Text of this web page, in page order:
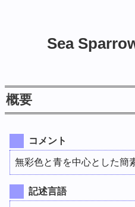
Sea
概要
コメント
無彩色と青を中心とした簡
記述言語